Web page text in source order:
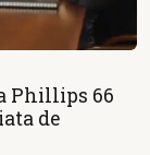
Phillips 66
de